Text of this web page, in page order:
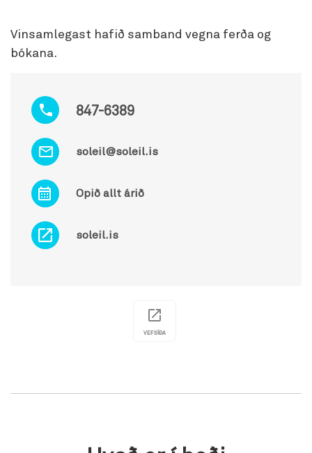
847-6389
soleil@soleil.is
Opið allt árið
soleil.is
Vinsamlegast hafið samband vegna ferða og
bókana.
VEFSÍÐA